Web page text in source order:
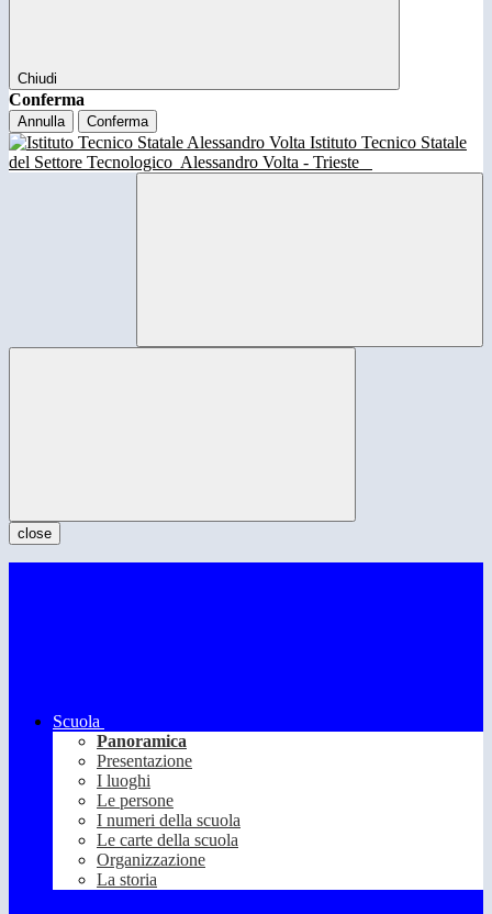
Chiudi
Conferma
Annulla Conferma
Istituto Tecnico Statale
del Settore Tecnologico Alessandro Volta - Trieste
close
Scuola
Panoramica
Presentazione
I luoghi
Le persone
I numeri della scuola
Le carte della scuola
Organizzazione
La storia